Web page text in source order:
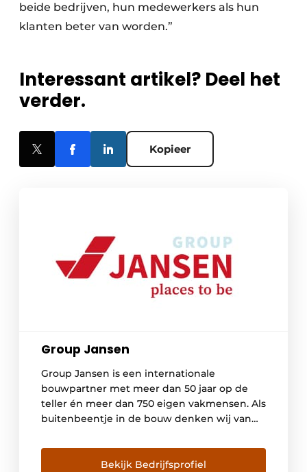
beide bedrijven, hun medewerkers als hun
klanten beter van worden.”
Interessant artikel? Deel het
verder.
Kopieer
Group Jansen
Group Jansen is een internationale
bouwpartner met meer dan 50 jaar op de
teller én meer dan 750 eigen vakmensen. Als
buitenbeentje in de bouw denken wij van
mensen die in een gebouw werken, leven,
genezen of genieten centraal. Want alleen
Bekijk Bedrijfsprofiel